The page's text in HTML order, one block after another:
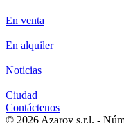
En venta
En alquiler
Noticias
Ciudad
Contáctenos
© 2026 Azarov s.r.l. -